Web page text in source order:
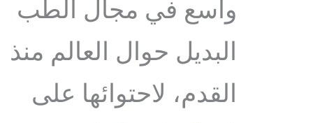
واسع في مجال الطب
البديل حوال العالم منذ
القدم، لاحتوائها على